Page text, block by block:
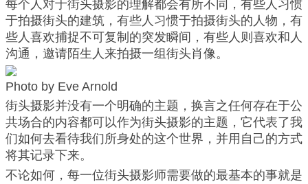
每个人对于街头摄影的理解都会有所不同，有些人习惯
于拍摄街头的建筑，有些人习惯于拍摄街头的人物，有
些人喜欢捕捉不可复制的突发瞬间，有些人则喜欢和人
沟通，邀请陌生人来拍摄一组街头肖像。
Photo by Eve Arnold
街头摄影并没有一个明确的主题，换言之任何存在于公
共场合的内容都可以作为街头摄影的主题，它代表了我
们如何去看待我们所身处的这个世界，并用自己的方式
将其记录下来。
不论如何，每一位街头摄影师需要做的最基本的事就是